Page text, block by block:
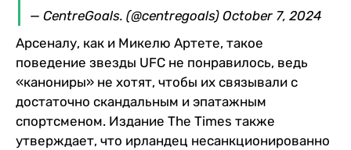
— CentreGoals. (@centregoals) October 7, 2024
Арсеналу, как и Микелю Артете, такое
поведение звезды UFC не понравилось, ведь
«канониры» не хотят, чтобы их связывали с
достаточно скандальным и эпатажным
спортсменом. Издание The Times также
утверждает, что ирландец несанкционированно